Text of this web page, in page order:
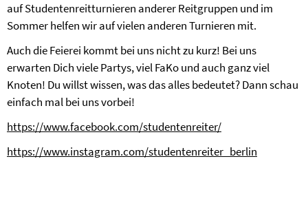
auf Studentenreitturnieren anderer Reitgruppen und im
Sommer helfen wir auf vielen anderen Turnieren mit.
Auch die Feierei kommt bei uns nicht zu kurz! Bei uns
erwarten Dich viele Partys, viel FaKo und auch ganz viel
Knoten! Du willst wissen, was das alles bedeutet? Dann schau
einfach mal bei uns vorbei!
https://www.facebook.com/studentenreiter/
https://www.instagram.com/studentenreiter_berlin